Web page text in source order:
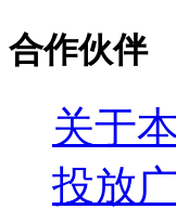
合作伙伴
关于
投放